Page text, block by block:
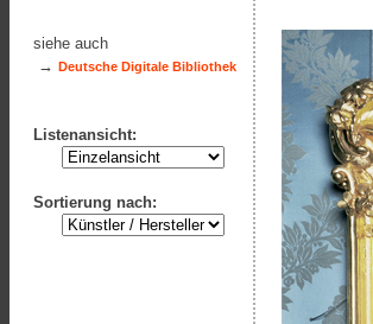
siehe auch
→ Deutsche Digitale Bibliothek
Listenansicht:
Sortierung nach: